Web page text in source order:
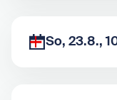
So, 23.8.,